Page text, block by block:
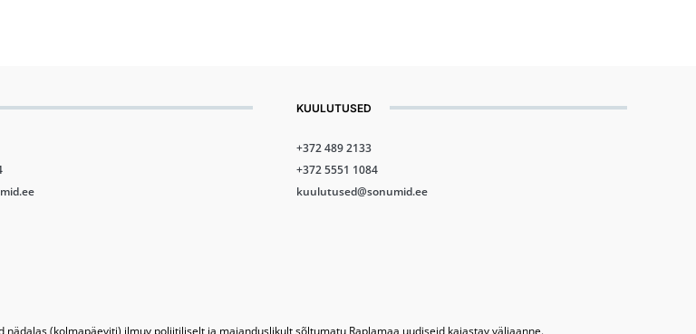
KUULUTUSED
+372 489 2133
+372 5551 1084
kuulutused@sonumid.ee
nädalas (kolmapäeviti) ilmuv poliitiliselt ja majanduslikult sõltumatu Raplamaa uudiseid kajastav väljaanne.